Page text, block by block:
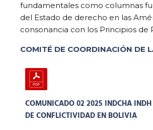
fundamentales como columnas
del Estado de derecho en las
consonancia con los Principios de
COMITÉ DE COORDINACIÓN DE
COMUNICADO 02 2025 INDCHA
DE CONFLICTIVIDAD EN BOLIVIA